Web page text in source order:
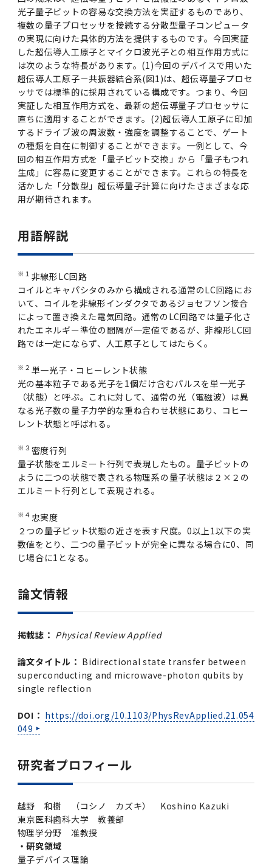
光子量子ビットの容易な交換方法を実証するものであり、
複数の量子プロセッサを接続する分散型量子コンピュータ
の実現に向けた具体的方法を提供するものです。今回実証
した超伝導人工原子とマイクロ波光子との相互作用方式に
は次のような特長があります。(1)今回のデバイスで用いた
超伝導人工原子－共振器結合系(図1)は、超伝導量子プロセ
ッサでは標準的に採用されている構成です。つまり、今回
実証した相互作用方式を、最新の超伝導量子プロセッサに
直ちに適用することができます。(2)超伝導人工原子に印加
するドライブ波の周波数・強度を調整することで、ゲート
の種類を自在に制御することができます。一例として、今
回の相互作用方式を「量子ビット交換」から「量子もつれ
生成」に容易に変更することができます。これらの特長を
活かした「分散型」超伝導量子計算に向けたさまざまな応
用が期待されます。
用語解説
※１ 非線形LC回路
コイルとキャパシタのみから構成される通常のLC回路にお
いて、コイルを非線形インダクタであるジョセフソン接合
によって置き換えた電気回路。通常のLC回路では量子化さ
れたエネルギー準位の間隔が一定値であるが、非線形LC回
路では一定にならず、人工原子としてはたらく。
※２ 単一光子・コヒーレント状態
光の基本粒子である光子を1個だけ含むパルスを単一光子
（状態）と呼ぶ。これに対して、通常の光（電磁波）は異
なる光子数の量子力学的な重ね合わせ状態にあり、コヒー
レント状態と呼ばれる。
※３ 密度行列
量子状態をエルミート行列で表現したもの。量子ビットの
ように二つの状態で表される物理系の量子状態は２×２の
エルミート行列として表現される。
※４ 忠実度
２つの量子ビット状態の近さを表す尺度。0以上1以下の実
数値をとり、二つの量子ビットが完全に異なる場合に0、同
じ場合に1となる。
論文情報
掲載誌： Physical Review Applied
論文タイトル： Bidirectional state transfer between
superconducting and microwave-photon qubits by
single reflection
DOI： https://doi.org/10.1103/PhysRevApplied.21.054
049
研究者プロフィール
越野 和樹 （コシノ カズキ） Koshino Kazuki
東京医科歯科大学 教養部
物理学分野 准教授
・研究領域
量子デバイス理論